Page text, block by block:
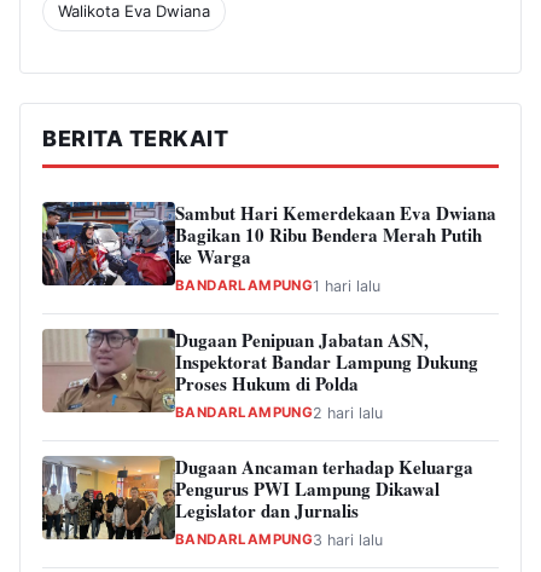
Walikota Eva Dwiana
BERITA TERKAIT
Sambut Hari Kemerdekaan Eva Dwiana
Bagikan 10 Ribu Bendera Merah Putih
ke Warga
BANDARLAMPUNG1 hari lalu
Dugaan Penipuan Jabatan ASN,
Inspektorat Bandar Lampung Dukung
Proses Hukum di Polda
BANDARLAMPUNG2 hari lalu
Dugaan Ancaman terhadap Keluarga
Pengurus PWI Lampung Dikawal
Legislator dan Jurnalis
BANDARLAMPUNG3 hari lalu